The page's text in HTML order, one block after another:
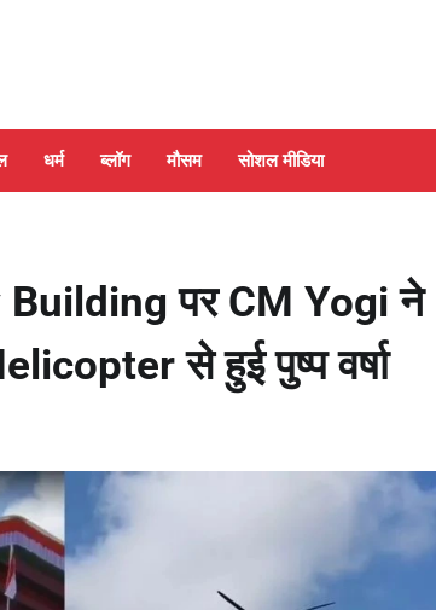
धर्म ब्लॉग मौसम सोशल मीडिया
पर CM Yogi ने
से हुई पुष्प वर्षा